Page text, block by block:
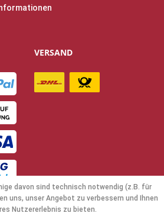
VERSAND
davon sind technisch notwendig (z.B. für
uns, unser Angebot zu verbessern und Ihnen
Nutzererlebnis zu bieten.